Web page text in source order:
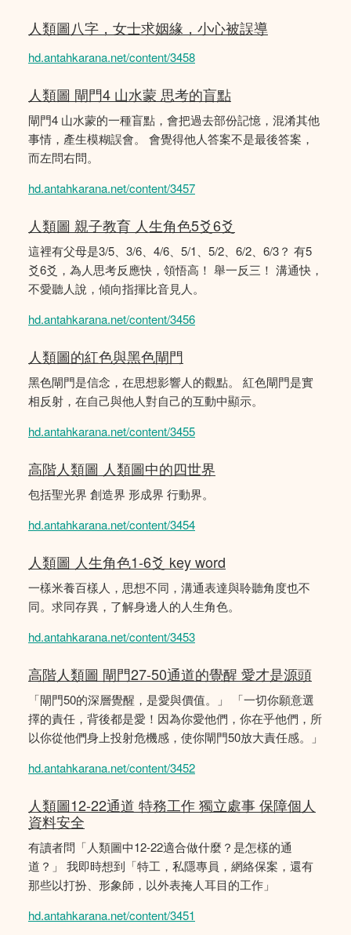
人類圖八字，女士求姻緣，小心被誤導
hd.antahkarana.net/content/3458
人類圖 閘門4 山水蒙 思考的盲點
閘門4 山水蒙的一種盲點，會把過去部份記憶，混淆其他
事情，產生模糊誤會。 會覺得他人答案不是最後答案，
而左問右問。
hd.antahkarana.net/content/3457
人類圖 親子教育 人生角色5爻6爻
這裡有父母是3/5、3/6、4/6、5/1、5/2、6/2、6/3？ 有5
爻6爻，為人思考反應快，領悟高！ 舉一反三！ 溝通快，
不愛聽人說，傾向指揮比音見人。
hd.antahkarana.net/content/3456
人類圖的紅色與黑色閘門
黑色閘門是信念，在思想影響人的觀點。 紅色閘門是實
相反射，在自己與他人對自己的互動中顯示。
hd.antahkarana.net/content/3455
高階人類圖 人類圖中的四世界
包括聖光界 創造界 形成界 行動界。
hd.antahkarana.net/content/3454
人類圖 人生角色1-6爻 key word
一樣米養百樣人，思想不同，溝通表達與聆聽角度也不
同。求同存異，了解身邊人的人生角色。
hd.antahkarana.net/content/3453
高階人類圖 閘門27-50通道的覺醒 愛才是源頭
「閘門50的深層覺醒，是愛與價值。」 「一切你願意選
擇的責任，背後都是愛！因為你愛他們，你在乎他們，所
以你從他們身上投射危機感，使你閘門50放大責任感。」
hd.antahkarana.net/content/3452
人類圖12-22通道 特務工作 獨立處事 保障個人
資料安全
有讀者問「人類圖中12-22適合做什麼？是怎樣的通
道？」 我即時想到「特工，私隱專員，網絡保案，還有
那些以打扮、形象師，以外表掩人耳目的工作」
hd.antahkarana.net/content/3451